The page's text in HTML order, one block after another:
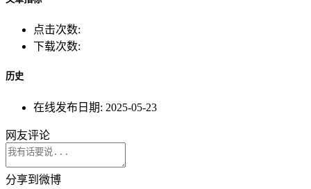
点击次数:
下载次数:
历史
在线发布日期: 2025-05-23
网友评论
分享到微博